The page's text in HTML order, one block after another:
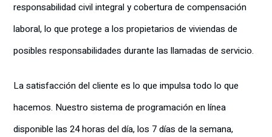
responsabilidad civil integral y cobertura de compensación
laboral, lo que protege a los propietarios de viviendas de
posibles responsabilidades durante las llamadas de servicio.
La satisfacción del cliente es lo que impulsa todo lo que
hacemos. Nuestro sistema de programación en línea
disponible las 24 horas del día, los 7 días de la semana,